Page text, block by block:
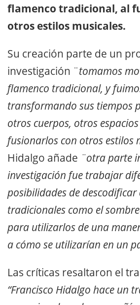
flamenco tradicional, al
otros estilos musicales.
Su creación parte de un
investigación ¨tomamos
flamenco tradicional, y
transformando sus tiempos
otros cuerpos, otros
fusionarlos con otros estilos
Hidalgo añade ¨otra parte
investigación fue trabajar
posibilidades de descodificar
tradicionales como el
para utilizarlos de una
a cómo se utilizarían en un
Las críticas resaltaron el
“Francisco Hidalgo hace un